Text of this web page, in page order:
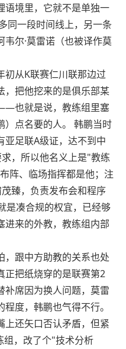
语境里，它就不是单独一
同一段时间线上，另一条
尔·莫雷诺（也被译作莫
初从K联赛仁川联那边过
，把他挖来的是俱乐部某
也就是说，教练组里塞
）点名要的人。 韩鹏当时
亚足联A级证，达不到中
，所以他名义上是"教练
阵、临场指挥都是他；注
臻，负责发布会和程序
是凑合规的权宜，已经够
进来的外教，教练组内部
，跟中方助教的关系也处
正把纸烧穿的是联赛第2
补席因为换人问题，莫雷
度，韩鹏也气得不行。
上还矢口否认矛盾，但紧
，改了个"技术分析